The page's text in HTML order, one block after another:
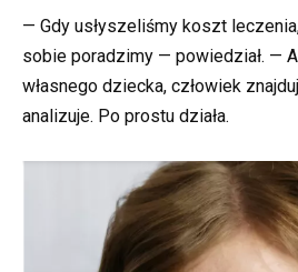
— Gdy usłyszeliśmy koszt
sobie poradzimy — powiedział. —
własnego dziecka, człowiek
analizuje. Po prostu działa.